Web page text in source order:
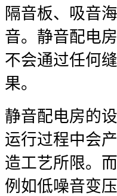
隔音板、吸音
音。静音配电
不会通过任何
果。
静音配电房的
运行过程中会
造工艺所限。
例如低噪音变